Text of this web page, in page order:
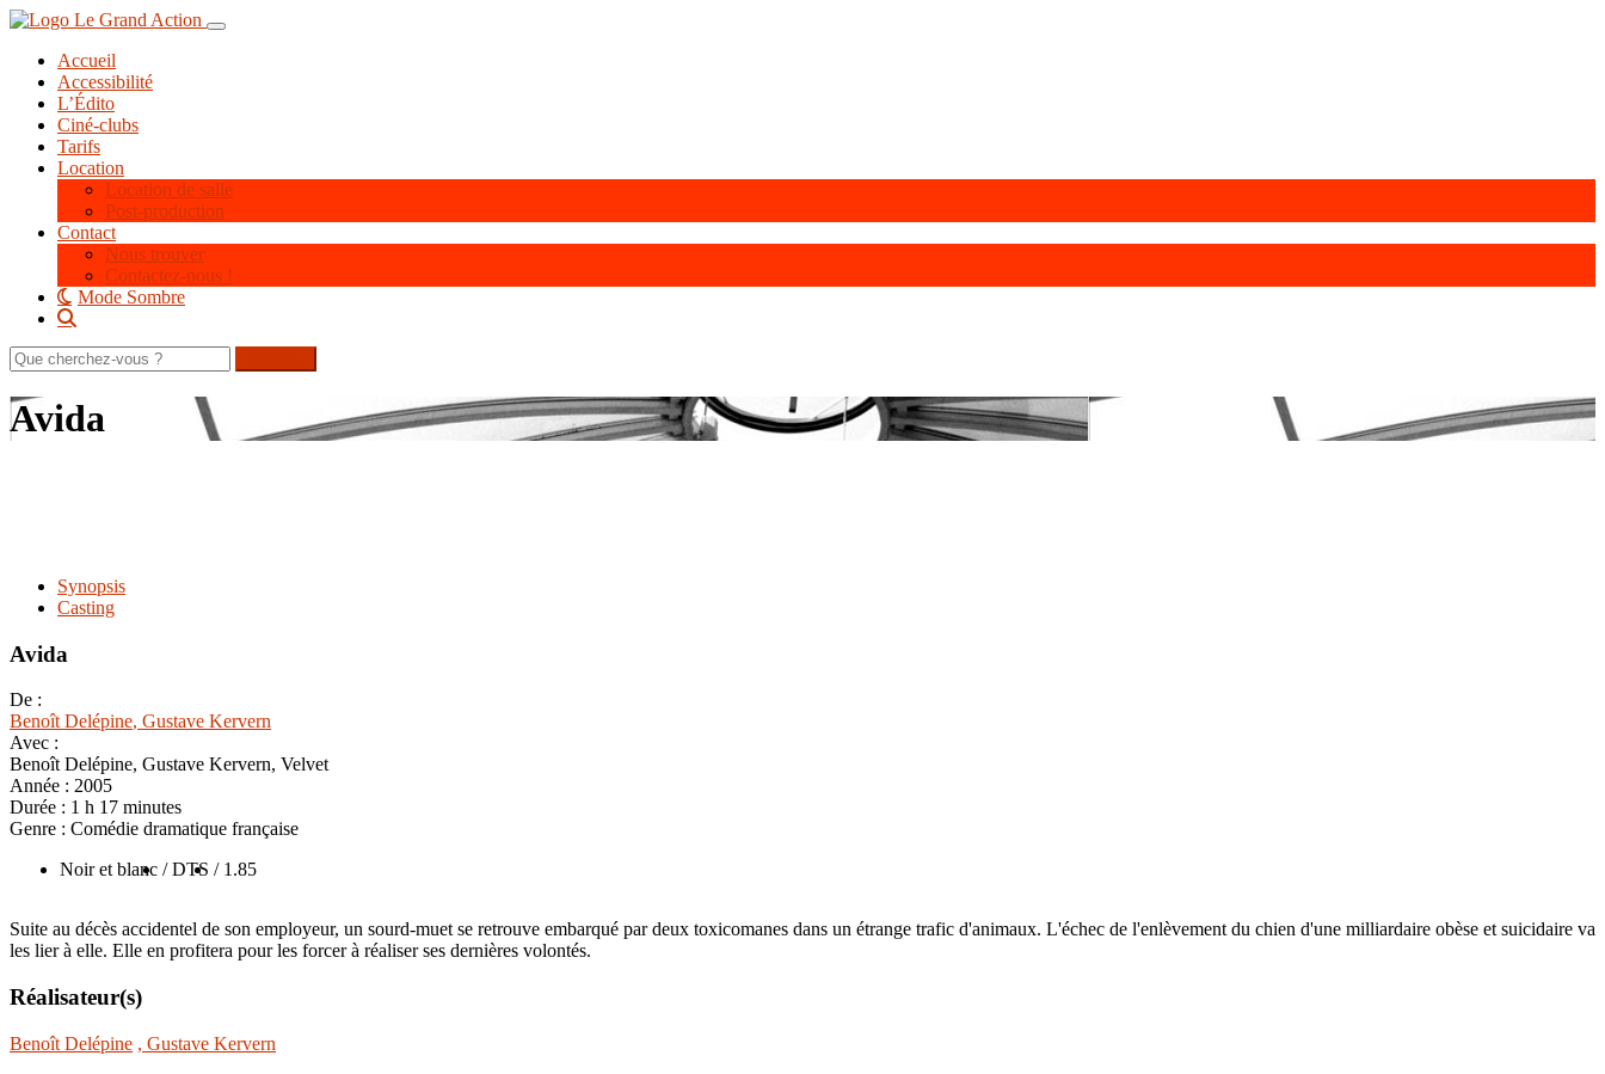
Aller
contenu
principal
Toggle navigation
Accueil
Accessibilité
L’Édito
Ciné-clubs
Tarifs
Location
Location de salle
Post-production
Contact
Nous trouver
Contactez-nous !
Mode Sombre
Rechercher
sur
le
site
Avida
Synopsis
Casting
Avida
De :
Benoît Delépine, Gustave Kervern
Avec :
Benoît Delépine, Gustave Kervern, Velvet
Année : 2005
Durée : 1 h 17 minutes
Genre : Comédie dramatique française
Noir et blanc / DTS / 1.85
Suite au décès accidentel de son employeur, un sourd-muet se retrouve embarqué par deux toxicomanes dans un étrange trafic d'animaux. L'échec de l'enlèvement du chien d'une milliardaire obèse et suicidaire va
les lier à elle. Elle en profitera pour les forcer à réaliser ses dernières volontés.
Réalisateur(s)
Benoît Delépine , Gustave Kervern